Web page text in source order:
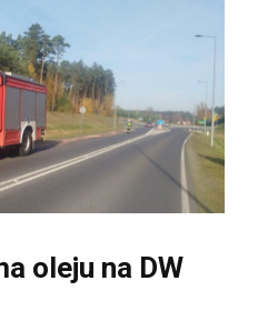
oleju na DW